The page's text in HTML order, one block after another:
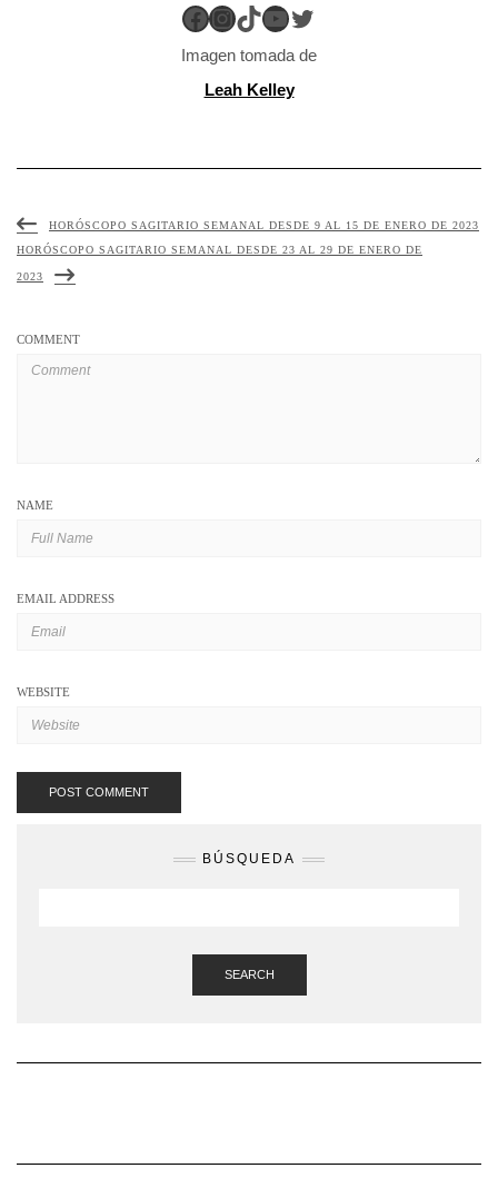
Facebook
Instagram
TikTok
YouTube
Twitter
Imagen tomada de
Leah Kelley
HORÓSCOPO SAGITARIO SEMANAL DESDE 9 AL 15 DE ENERO DE 2023
HORÓSCOPO SAGITARIO SEMANAL DESDE 23 AL 29 DE ENERO DE
2023
COMMENT
NAME
EMAIL ADDRESS
WEBSITE
BÚSQUEDA
SEARCH